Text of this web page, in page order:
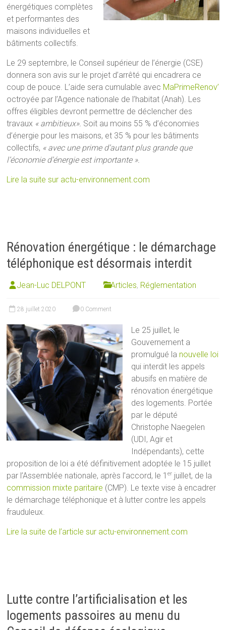
énergétiques complètes
et performantes des
maisons individuelles et
bâtiments collectifs.
Le 29 septembre, le Conseil supérieur de l’énergie (CSE)
donnera son avis sur le projet d’arrêté qui encadrera ce
coup de pouce. L’aide sera cumulable avec MaPrimeRenov’
octroyée par l’Agence nationale de l’habitat (Anah). Les
offres éligibles devront permettre de déclencher des
travaux « ambitieux». Soit au moins 55 % d’économies
d’énergie pour les maisons, et 35 % pour les bâtiments
collectifs, « avec une prime d’autant plus grande que
l’économie d’énergie est importante ».
Lire la suite sur actu-environnement.com
Rénovation énergétique : le démarchage
téléphonique est désormais interdit
Jean-Luc DELPONT Articles, Réglementation
28 juillet 2020 0 Comment
Le 25 juillet, le
Gouvernement a
promulgué la nouvelle loi
qui interdit les appels
abusifs en matière de
rénovation énergétique
des logements. Portée
par le député
Christophe Naegelen
(UDI, Agir et
Indépendants), cette
proposition de loi a été définitivement adoptée le 15 juillet
par l’Assemblée nationale, après l’accord, le 1er juillet, de la
commission mixte paritaire (CMP). Le texte vise à encadrer
le démarchage téléphonique et à lutter contre les appels
frauduleux.
Lire la suite de l’article sur actu-environnement.com
Lutte contre l’artificialisation et les
logements passoires au menu du